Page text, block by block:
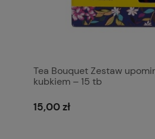
Tea Bouquet Zestaw
kubkiem – 15 tb
15,00 zł